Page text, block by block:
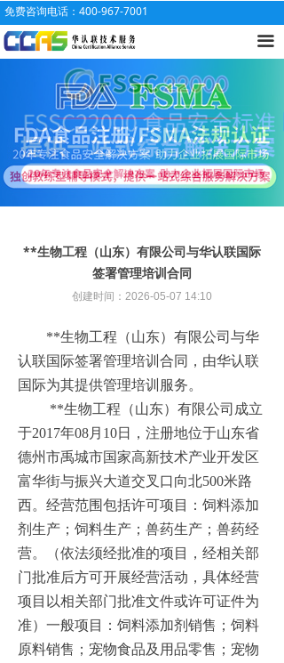
免费咨询电话：400-967-7001
끀
**生物工程（山东）有限公司与华认联国际
签署管理培训合同
**生物工程（山东）有限公司与华
认联国际签署管理培训合同，由华认联
国际为其提供管理培训服务。
**生物工程（山东）有限公司成立
于2017年08月10日，注册地位于山东省
德州市禹城市国家高新技术产业开发区
富华街与振兴大道交叉口向北500米路
西。经营范围包括许可项目：饲料添加
剂生产；饲料生产；兽药生产；兽药经
营。（依法须经批准的项目，经相关部
门批准后方可开展经营活动，具体经营
项目以相关部门批准文件或许可证件为
准）一般项目：饲料添加剂销售；饲料
原料销售；宠物食品及用品零售；宠物
创建时间： 2026-05-07 14:10